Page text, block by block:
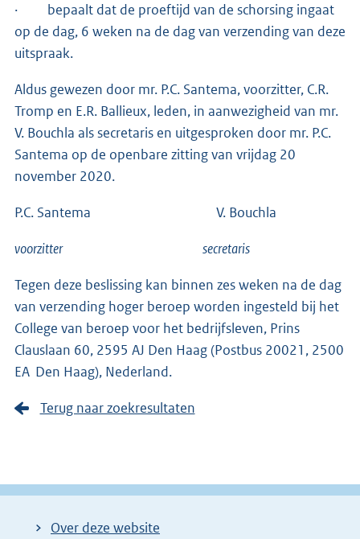
· bepaalt dat de proeftijd van de schorsing ingaat
op de dag, 6 weken na de dag van verzending van deze
uitspraak.
Aldus gewezen door mr. P.C. Santema, voorzitter, C.R.
Tromp en E.R. Ballieux, leden, in aanwezigheid van mr.
V. Bouchla als secretaris en uitgesproken door mr. P.C.
Santema op de openbare zitting van vrijdag 20
november 2020.
P.C. Santema V. Bouchla
voorzitter secretaris
Tegen deze beslissing kan binnen zes weken na de dag
van verzending hoger beroep worden ingesteld bij het
College van beroep voor het bedrijfsleven, Prins
Clauslaan 60, 2595 AJ Den Haag (Postbus 20021, 2500
EA Den Haag), Nederland.
Terug naar zoekresultaten
Over deze website